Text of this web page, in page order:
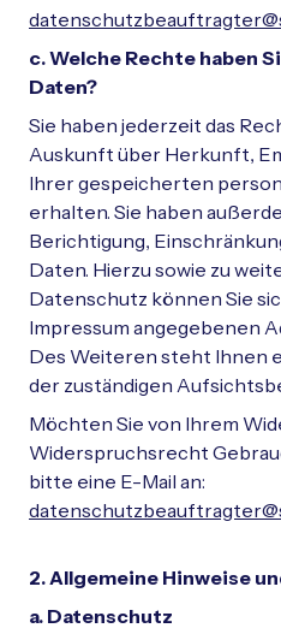
c. Welche Rechte haben
Daten?
Sie haben jederzeit das
Auskunft über Herkunft,
Ihrer gespeicherten
erhalten. Sie haben
Berichtigung,
Daten. Hierzu sowie zu
Datenschutz können Sie
Impressum angegebenen
Des Weiteren steht Ihnen
der zuständigen
Möchten Sie von Ihrem
Widerspruchsrecht
bitte eine E-Mail an:
2. Allgemeine Hinweise
a. Datenschutz